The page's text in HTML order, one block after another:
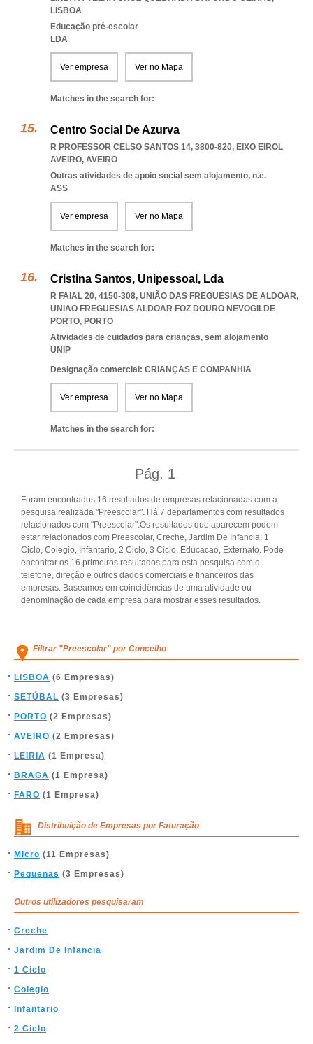
LISBOA
Educação pré-escolar
LDA
Ver empresa Ver no Mapa
Matches in the search for:
Centro Social De Azurva
R PROFESSOR CELSO SANTOS 14, 3800-820, EIXO EIROL
AVEIRO, AVEIRO
Outras atividades de apoio social sem alojamento, n.e.
ASS
Ver empresa Ver no Mapa
Matches in the search for:
Cristina Santos, Unipessoal, Lda
R FAIAL 20, 4150-308, UNIÃO DAS FREGUESIAS DE ALDOAR,
UNIAO FREGUESIAS ALDOAR FOZ DOURO NEVOGILDE
PORTO, PORTO
Atividades de cuidados para crianças, sem alojamento
UNIP
Designação comercial: CRIANÇAS E COMPANHIA
Ver empresa Ver no Mapa
Matches in the search for:
Pág. 1
Foram encontrados 16 resultados de empresas relacionadas com a
pesquisa realizada "Preescolar". Há 7 departamentos com resultados
relacionados com "Preescolar".Os resultados que aparecem podem
estar relacionados com Preescolar, Creche, Jardim De Infancia, 1
Ciclo, Colegio, Infantario, 2 Ciclo, 3 Ciclo, Educacao, Externato. Pode
encontrar os 16 primeiros resultados para esta pesquisa com o
telefone, direção e outros dados comerciais e financeiros das
empresas. Baseamos em coincidências de uma atividade ou
denominação de cada empresa para mostrar esses resultados.
Filtrar "Preescolar" por Concelho
LISBOA (6 Empresas)
SETÚBAL (3 Empresas)
PORTO (2 Empresas)
AVEIRO (2 Empresas)
LEIRIA (1 Empresa)
BRAGA (1 Empresa)
FARO (1 Empresa)
Distribuição de Empresas por Faturação
Micro (11 Empresas)
Pequenas (3 Empresas)
Outros utilizadores pesquisaram
Creche
Jardim De Infancia
1 Ciclo
Colegio
Infantario
2 Ciclo